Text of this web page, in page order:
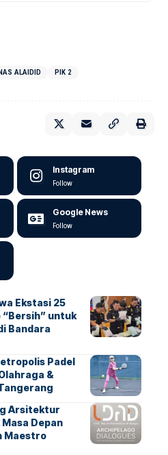
ALAIDID PIK 2
Instagram
Follow
Google News
Follow
Ekstasi 25
“Bersih” untuk
Bandara
Padel
&
Arsitektur
Depan
Maestro